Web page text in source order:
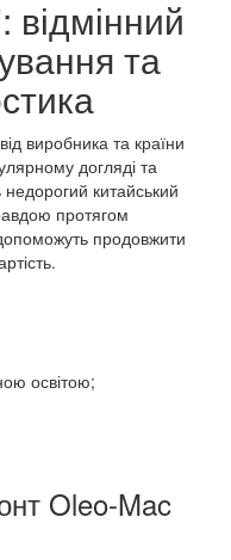
та
виробника та країни
догляді та
недорогий китайський
протягом
продовжити
освітою;
Oleo-Mac